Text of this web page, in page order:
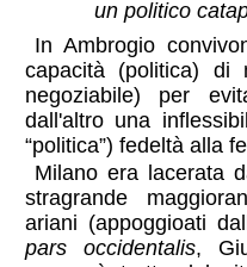
un politico
In Ambrogio
capacità (politica) di
negoziabile) per
dall'altro una
“politica”) fedeltà alla
Milano era lacerata
stragrande
ariani (appoggioati
pars occidentalis,